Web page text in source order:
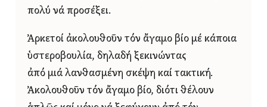
πολύ νά προσέξει.
Ἀρκετοί ἀκολουθοῦν τόν ἄγαμο βίο μέ κάποια
ὑστεροβουλία, δηλαδή ξεκινώντας
ἀπό μιά λανθασμένη σκέψη καί τακτική.
Ἀκολουθοῦν τόν ἄγαμο βίο, διότι θέλουν